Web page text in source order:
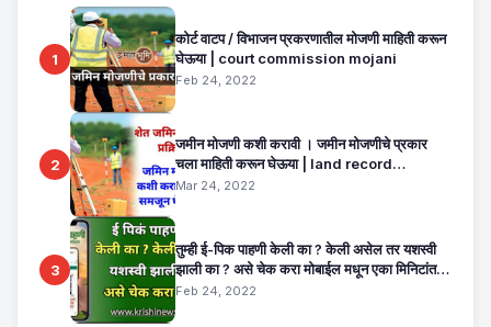
1
कोर्ट वाटप / विभाजन प्रकरणातील मोजणी माहिती करून
घेऊया | court commission mojani
Feb 24, 2022
2
जमीन मोजणी कशी करावी । जमीन मोजणीचे प्रकार
चला माहिती करून घेऊया | land record
maharashtra
Mar 24, 2022
3
तुम्ही ई-पिक पाहणी केली का ? केली असेल तर यशस्वी
झाली का ? असे चेक करा मोबाईल मधून एका मिनिटांत.
E Pik Pahani Status Check
Feb 24, 2022